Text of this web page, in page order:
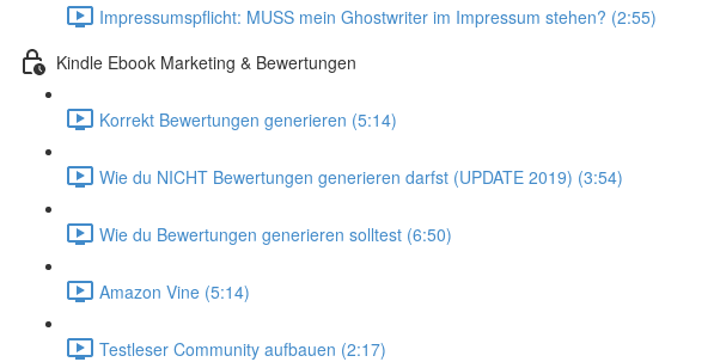
Impressumspflicht: MUSS mein Ghostwriter im Impressum stehen? (2:55)
Kindle Ebook Marketing & Bewertungen
Korrekt Bewertungen generieren (5:14)
Wie du NICHT Bewertungen generieren darfst (UPDATE 2019) (3:54)
Wie du Bewertungen generieren solltest (6:50)
Amazon Vine (5:14)
Testleser Community aufbauen (2:17)